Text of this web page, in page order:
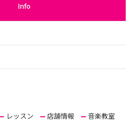
Info
レッスン 店舗情報
音楽教室